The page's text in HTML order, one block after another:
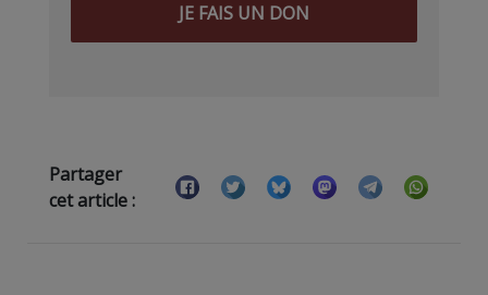
JE FAIS UN DON
Partager
cet article :